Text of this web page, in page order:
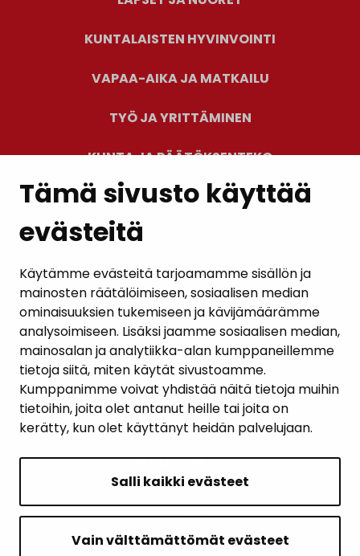
Tämä sivusto käyttää
evästeitä
Käytämme evästeitä tarjoamamme sisällön ja
mainosten räätälöimiseen, sosiaalisen median
ominaisuuksien tukemiseen ja kävijämäärämme
analysoimiseen. Lisäksi jaamme sosiaalisen median,
mainosalan ja analytiikka-alan kumppaneillemme
tietoja siitä, miten käytät sivustoamme.
Kumppanimme voivat yhdistää näitä tietoja muihin
tietoihin, joita olet antanut heille tai joita on
kerätty, kun olet käyttänyt heidän palvelujaan.
Salli kaikki evästeet
Vain välttämättömät evästeet
KUNTALAISTEN HYVINVOINTI
VAPAA-AIKA JA MATKAILU
TYÖ JA YRITTÄMINEN
KUNTA JA PÄÄTÖKSENTEKO
AJANKOHTAISET
YHTEYSTIEDOT
KARTTAPALVELU
SIVUN ALKUUN
Intranet
Saavutettavuusseloste